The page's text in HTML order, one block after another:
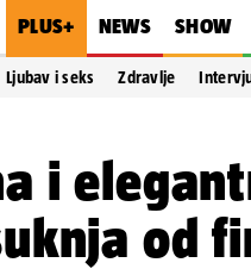
PLUS+ NEWS SHOW
Ljubav i seks Zdravlje
i
od